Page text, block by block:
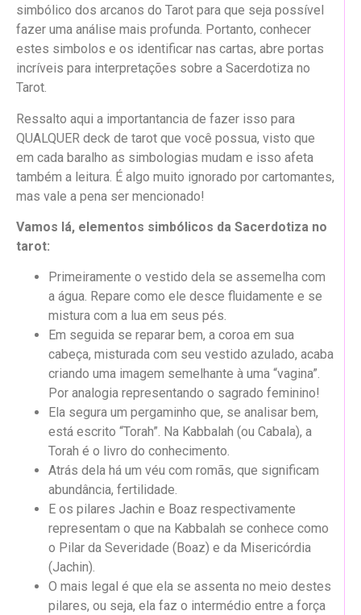
simbólico dos arcanos do Tarot para que seja possível
fazer uma análise mais profunda. Portanto, conhecer
estes simbolos e os identificar nas cartas, abre portas
incríveis para interpretações sobre a Sacerdotiza no
Tarot.
Ressalto aqui a importantancia de fazer isso para
QUALQUER deck de tarot que você possua, visto que
em cada baralho as simbologias mudam e isso afeta
também a leitura. É algo muito ignorado por cartomantes,
mas vale a pena ser mencionado!
Vamos lá, elementos simbólicos da Sacerdotiza no
tarot:
Primeiramente o vestido dela se assemelha com
a água. Repare como ele desce fluidamente e se
mistura com a lua em seus pés.
Em seguida se reparar bem, a coroa em sua
cabeça, misturada com seu vestido azulado, acaba
criando uma imagem semelhante à uma “vagina”.
Por analogia representando o sagrado feminino!
Ela segura um pergaminho que, se analisar bem,
está escrito “Torah”. Na Kabbalah (ou Cabala), a
Torah é o livro do conhecimento.
Atrás dela há um véu com romãs, que significam
abundância, fertilidade.
E os pilares Jachin e Boaz respectivamente
representam o que na Kabbalah se conhece como
o Pilar da Severidade (Boaz) e da Misericórdia
(Jachin).
O mais legal é que ela se assenta no meio destes
pilares, ou seja, ela faz o intermédio entre a força